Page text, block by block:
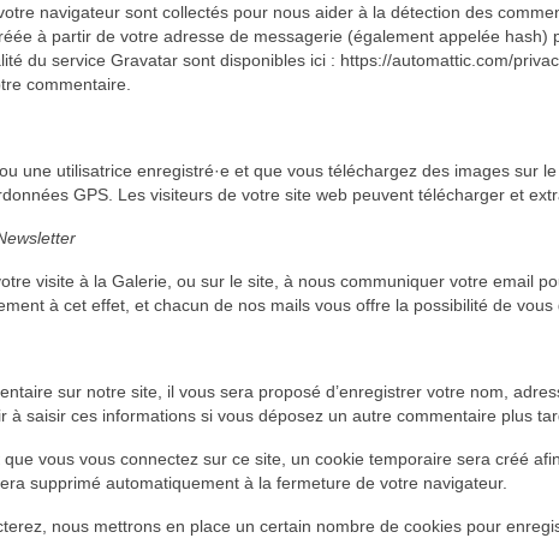
navigateur sont collectés pour nous aider à la détection des
à partir de votre adresse de messagerie (également appelée
du service Gravatar sont disponibles ici : https://automattic.com/
commentaire.
une utilisatrice enregistré·e et que vous téléchargez des images sur
GPS. Les visiteurs de votre site web peuvent télécharger et
visite à la Galerie, ou sur le site, à nous communiquer votre email
à cet effet, et chacun de nos mails vous offre la possibilité de vous
sur notre site, il vous sera proposé d’enregistrer votre nom,
à saisir ces informations si vous déposez un autre commentaire plus
vous vous connectez sur ce site, un cookie temporaire sera créé
supprimé automatiquement à la fermeture de votre navigateur.
nous mettrons en place un certain nombre de cookies pour